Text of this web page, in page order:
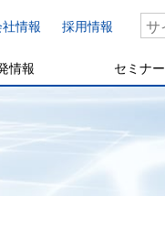
社情報 採用情報
情報 セミナー